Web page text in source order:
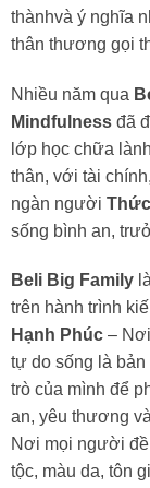
thànhvà ý nghĩa
thân thương gọi
Nhiều năm qua
Mindfulness đã
lớp học chữa
thân, với tài
ngàn người
sống bình an,
Beli Big Family
trên hành trình
Hạnh Phúc –
tự do sống là
trò của mình để
an, yêu thương
Nơi mọi người
tộc, màu da, tôn